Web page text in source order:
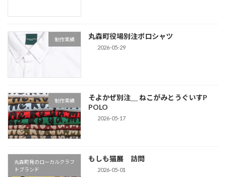
制作実績 丸森町役場別注ポロシャツ
2026-05-29
制作実績
そよかぜ別注＿ ねこがみとうぐいすP
POLO
2026-05-17
丸森町発のローカルクラフ
トブランド
もしも猫展 訪問
2026-05-01